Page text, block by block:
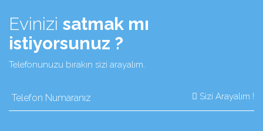
Evinizi satmak mı
istiyorsunuz ?
Telefonunuzu bırakın sizi arayalım.
Sizi Arayalım !